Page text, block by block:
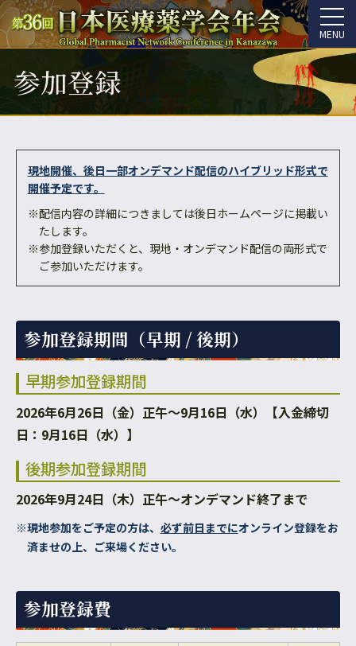
MENU
参加登録
現地開催、後日一部オンデマンド配信のハイブリッド形式で
開催予定です。
※配信内容の詳細につきましては後日ホームページに掲載い
たします。
※参加登録いただくと、現地・オンデマンド配信の両形式で
ご参加いただけます。
参加登録期間（早期 / 後期）
早期参加登録期間
2026年6月26日（金）正午～9月16日（水）【入金締切
日：9月16日（水）】
後期参加登録期間
2026年9月24日（木）正午～オンデマンド終了まで
※現地参加をご予定の方は、 必ず前日までにオンライン登録をお
済ませの上、ご来場ください。
参加登録費